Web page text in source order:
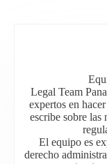
Legal Team
expertos en
escribe sobre las
El equipo es
derecho